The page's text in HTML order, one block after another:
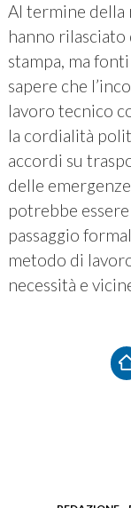
Al termine della
hanno
stampa, ma
sapere che
lavoro tecnico
la cordialità
accordi su
delle
potrebbe
passaggio
metodo di
necessità e